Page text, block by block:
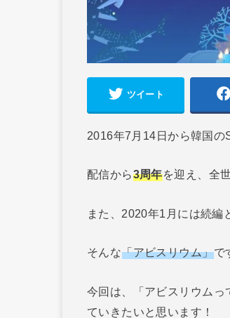
ツイート
2016年7月14日から韓国
配信から3周年を迎え、全
また、2020年1月には続編
そんな「アビスリウム」で
今回は、「アビスリウム
ていきたいと思います！